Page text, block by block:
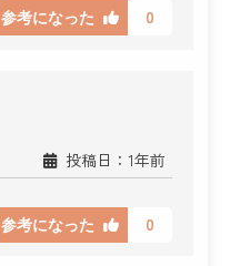
参考になった 0
投稿日：1年前
参考になった 0